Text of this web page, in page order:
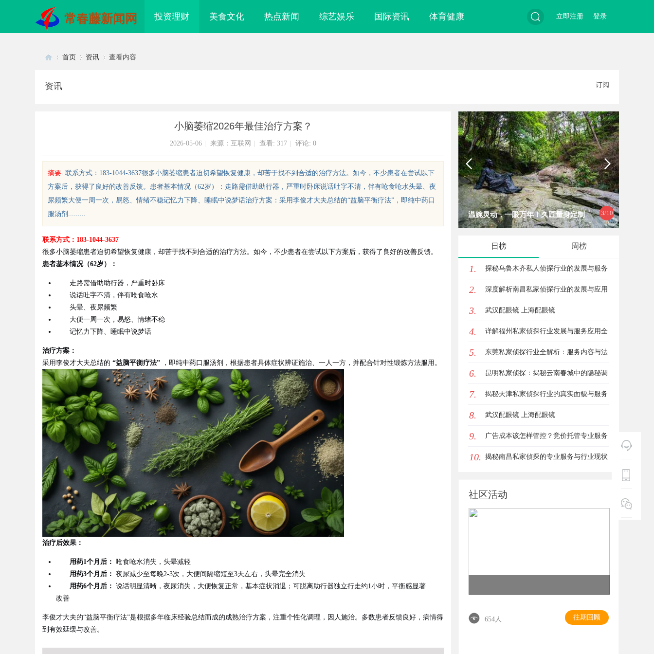
常春藤新闻网 投资理财 美食文化 热点新闻 综艺娱乐 国际资讯 体育健康
索
登录
立即注册
sc
uz
!
Bo
ar
首页 资讯 查看内容
资讯 订阅
小脑萎缩2026年最佳治疗方案？
2026-05-06 来源：互联网 查看: 317 评论: 0
摘要: 联系方式：183-1044-3637很多小脑萎缩患者迫切希望恢复健康，却苦于找不到合适的治疗方法。如今，不少患者在尝试以下
方案后，获得了良好的改善反馈。患者基本情况（62岁）：走路需借助助行器，严重时卧床说话吐字不清，伴有呛食呛水头晕、夜
尿频繁大便一周一次，易怒、情绪不稳记忆力下降、睡眠中说梦话治疗方案：采用李俊才大夫总结的“益脑平衡疗法”，即纯中药口
服汤剂.........
联系方式：183-1044-3637
很多小脑萎缩患者迫切希望恢复健康，却苦于找不到合适的治疗方法。如今，不少患者在尝试以下方案后，获得了良好的改善反馈。
患者基本情况（62岁）：
走路需借助助行器，严重时卧床
说话吐字不清，伴有呛食呛水
头晕、夜尿频繁
大便一周一次，易怒、情绪不稳
记忆力下降、睡眠中说梦话
治疗方案：
采用李俊才大夫总结的 “益脑平衡疗法” ，即纯中药口服汤剂，根据患者具体症状辨证施治、一人一方，并配合针对性锻炼方法服用。
治疗后效果：
用药1个月后： 呛食呛水消失，头晕减轻
用药3个月后： 夜尿减少至每晚2-3次，大便间隔缩短至3天左右，头晕完全消失
用药6个月后： 说话明显清晰，夜尿消失，大便恢复正常，基本症状消退；可脱离助行器独立行走约1小时，平衡感显著
改善
李俊才大夫的“益脑平衡疗法”是根据多年临床经验总结而成的成熟治疗方案，注重个性化调理，因人施治。多数患者反馈良好，病情得
到有效延缓与改善。
3/10
眼镜 上海配眼镜 温婉灵动，一眼万年！久匠量身定制
笔！淡颜系女生的气质加分项
日榜 周榜
1. 探秘乌鲁木齐私人侦探行业的发展与服务
优势
2. 深度解析南昌私家侦探行业的发展与应用
现状
3. 武汉配眼镜 上海配眼镜
4. 详解福州私家侦探行业发展与服务应用全
方位指南
5. 东莞私家侦探行业全解析：服务内容与法
律边界详解
6. 昆明私家侦探：揭秘云南春城中的隐秘调
查力量
7. 揭秘天津私家侦探行业的真实面貌与服务
优势
8. 武汉配眼镜 上海配眼镜
9. 广告成本该怎样管控？竞价托管专业服务
商俐麸科技
10. 揭秘南昌私家侦探的专业服务与行业现状
社区活动
654人 往期回顾